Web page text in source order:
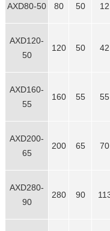
AXD80-50 80 50 12
AXD120-
50
120 50 42
AXD160-
55
160 55 55
AXD200-
65
200 65 70
AXD280-
90
280 90